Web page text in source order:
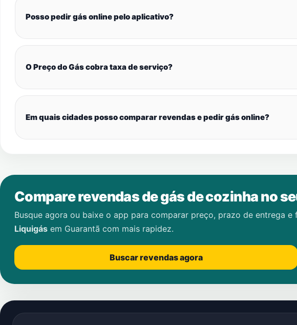
Posso pedir gás online pelo aplicativo?
O Preço do Gás cobra taxa de serviço?
Em quais cidades posso comparar revendas e pedir gás online?
Compare revendas de gás de cozinha no
Busque agora ou baixe o app para comparar preço, prazo de entrega
Liquigás em Guarantã com mais rapidez.
Buscar revendas agora